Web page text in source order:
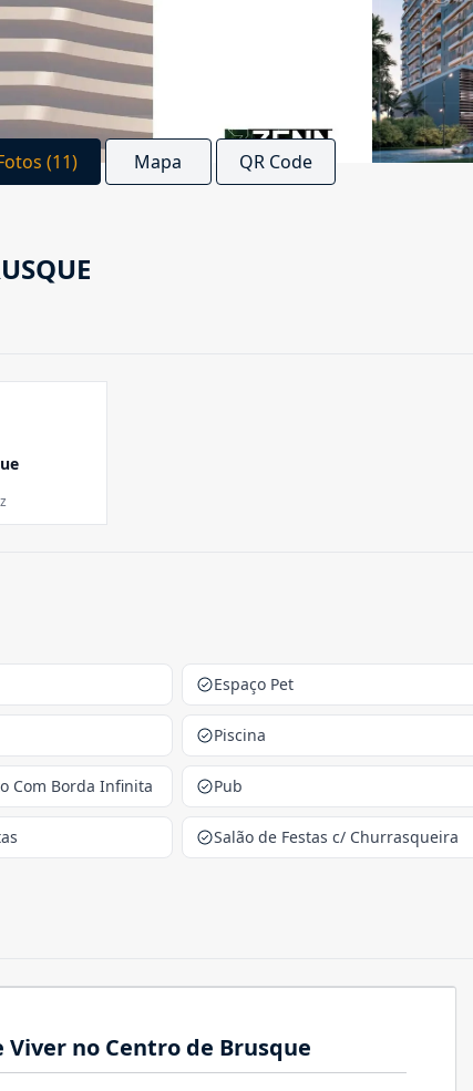
(11) Mapa QR Code
Espaço Pet
Piscina
Com Borda Infinita Pub
Salão de Festas c/ Churrasqueira
no Centro de Brusque